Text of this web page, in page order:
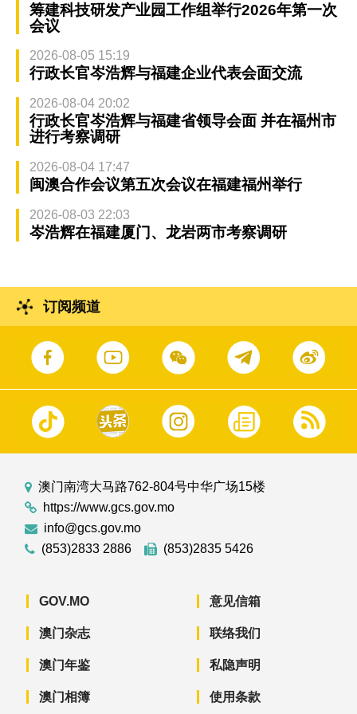
筹建科技研发产业园工作组举行2026年第一次
会议
2026-08-05 15:19
行政长官岑浩辉与福建企业代表会面交流
2026-08-04 20:02
行政长官岑浩辉与福建省领导会面 并在福州市
进行考察调研
2026-08-04 17:47
闽澳合作会议第五次会议在福建福州举行
2026-08-03 22:03
岑浩辉在福建厦门、龙岩两市考察调研
订阅频道
澳门南湾大马路762-804号中华广场15楼
https://www.gcs.gov.mo
info@gcs.gov.mo
(853)2833 2886
(853)2835 5426
GOV.MO
澳门杂志
澳门年鉴
澳门相簿
意见信箱
联络我们
私隐声明
使用条款